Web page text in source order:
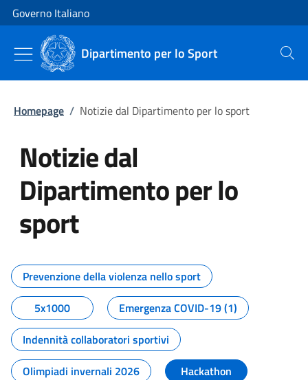
Vai al contenuto
Vai alla navigazione del sito
Governo Italiano
Dipartimento per lo Sport Cerca
Homepage / Notizie dal Dipartimento per lo sport
Notizie dal
Dipartimento per lo
sport
Tutti i contenuti della pagina
Prevenzione della violenza nello sport
5x1000
Emergenza COVID-19 (1)
Indennità collaboratori sportivi
Olimpiadi invernali 2026
Hackathon